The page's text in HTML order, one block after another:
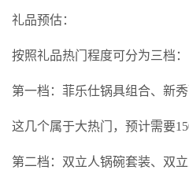
礼品预估：
按照礼品热门程度可分为三档：
第一档：菲乐仕锅具组合、新
这几个属于大热门，预计需要
第二档：双立人锅碗套装、双